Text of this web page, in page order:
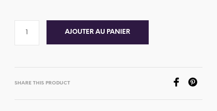
AJOUTER AU PANIER
SHARE THIS PRODUCT